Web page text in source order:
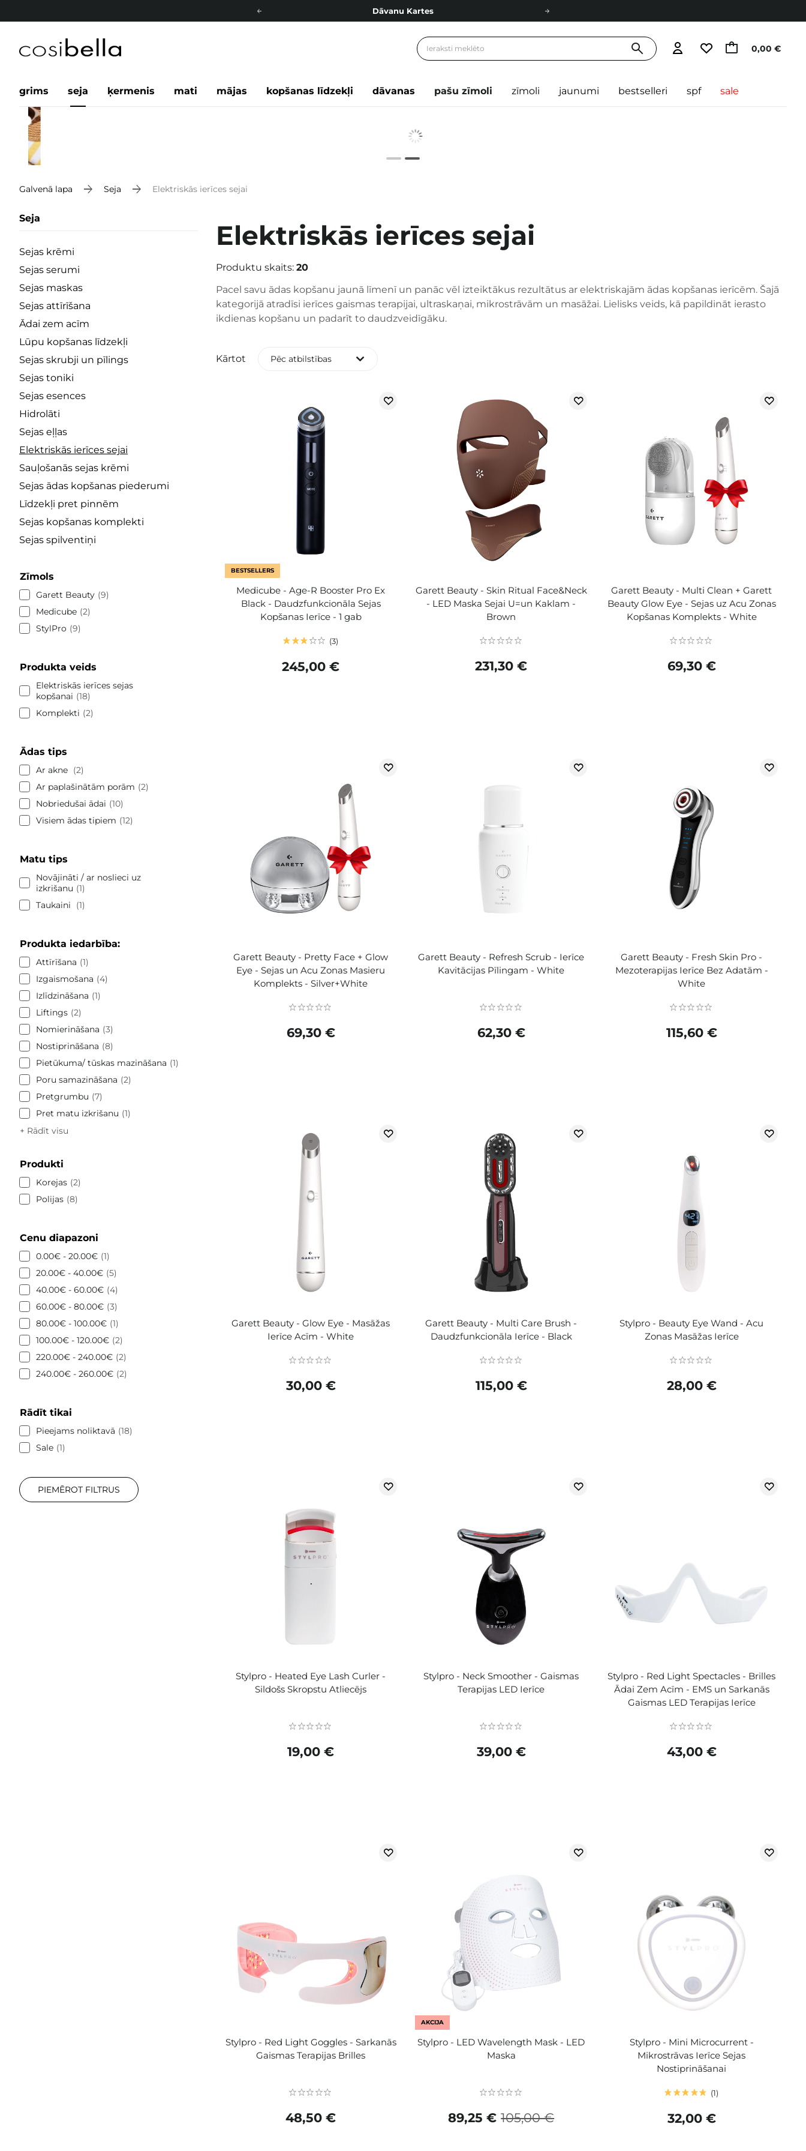
Dāvanu Kartes
Bezmaskas piegāde no 49,00 € 0,00 €
grims seja ķermenis mati mājas kopšanas līdzekļi dāvanas pašu zīmoli zīmoli jaunumi bestselleri spf sale
Galvenā lapa Seja Elektriskās ierīces sejai
Seja
Sejas krēmi
Sejas serumi
Sejas maskas
Sejas attīrīšana
Ādai zem acīm
Lūpu kopšanas līdzekļi
Sejas skrubji un pīlings
Sejas toniki
Sejas esences
Hidrolāti
Sejas eļļas
Elektriskās ierīces sejai
Sauļošanās sejas krēmi
Sejas ādas kopšanas piederumi
Līdzekļi pret pinnēm
Sejas kopšanas komplekti
Sejas spilventiņi
Zīmols
Garett Beauty 9
Medicube 2
StylPro 9
Produkta veids
Elektriskās ierīces sejas
kopšanai
18
Komplekti
2
Ādas tips
Ar akne
2
Ar paplašinātām porām
2
Nobriedušai ādai
10
Visiem ādas tipiem
12
Matu tips
Novājināti / ar noslieci uz
izkrišanu
1
Taukaini
1
Produkta iedarbība:
Attīrīšana
1
Izgaismošana
4
Izlīdzināšana
1
Liftings 2
Nomierināšana
3
Nostiprināšana
8
Pietūkuma/ tūskas mazināšana
1
Poru samazināšana
2
Pretgrumbu
7
Pret matu izkrišanu
1
+ Rādīt visu
Produkti
Korejas 2
Polijas 8
Cenu diapazoni
0.00€ - 20.00€ 1
20.00€ - 40.00€ 5
40.00€ - 60.00€ 4
60.00€ - 80.00€ 3
80.00€ - 100.00€ 1
100.00€ - 120.00€ 2
220.00€ - 240.00€ 2
240.00€ - 260.00€ 2
Rādīt tikai
Pieejams noliktavā
18
Sale 1
PIEMĒROT FILTRUS
Elektriskās ierīces sejai
Produktu skaits: 20
Pacel savu ādas kopšanu jaunā līmenī un panāc vēl izteiktākus rezultātus ar elektriskajām ādas kopšanas ierīcēm. Šajā
kategorijā atradīsi ierīces gaismas terapijai, ultraskaņai, mikrostrāvām un masāžai. Lielisks veids, kā papildināt ierasto
ikdienas kopšanu un padarīt to daudzveidīgāku.
Kārtot Pēc atbilstības
BESTSELLERS
Medicube - Age-R Booster Pro Ex
Black - Daudzfunkcionāla Sejas
Kopšanas Ierīce - 1 gab
3
245,00 €
Garett Beauty - Skin Ritual Face&Neck
- LED Maska Sejai U=un Kaklam -
Brown
231,30 €
Garett Beauty - Multi Clean + Garett
Beauty Glow Eye - Sejas uz Acu Zonas
Kopšanas Komplekts - White
69,30 €
Garett Beauty - Pretty Face + Glow
Eye - Sejas un Acu Zonas Masieru
Komplekts - Silver+White
69,30 €
Garett Beauty - Refresh Scrub - Ierīce
Kavitācijas Pīlingam - White
62,30 €
Garett Beauty - Fresh Skin Pro -
Mezoterapijas Ierīce Bez Adatām -
White
115,60 €
Garett Beauty - Glow Eye - Masāžas
Ierīce Acīm - White
30,00 €
Garett Beauty - Multi Care Brush -
Daudzfunkcionāla Ierīce - Black
115,00 €
Stylpro - Beauty Eye Wand - Acu
Zonas Masāžas Ierīce
28,00 €
Stylpro - Heated Eye Lash Curler -
Sildošs Skropstu Atliecējs
19,00 €
Stylpro - Neck Smoother - Gaismas
Terapijas LED Ierīce
39,00 €
Stylpro - Red Light Spectacles - Brilles
Ādai Zem Acīm - EMS un Sarkanās
Gaismas LED Terapijas Ierīce
43,00 €
Stylpro - Red Light Goggles - Sarkanās
Gaismas Terapijas Brilles
48,50 €
AKCIJA
Stylpro - LED Wavelength Mask - LED
Maska
105,00 €
89,25 €
Stylpro - Mini Microcurrent -
Mikrostrāvas Ierīce Sejas
Nostiprināšanai
1
32,00 €